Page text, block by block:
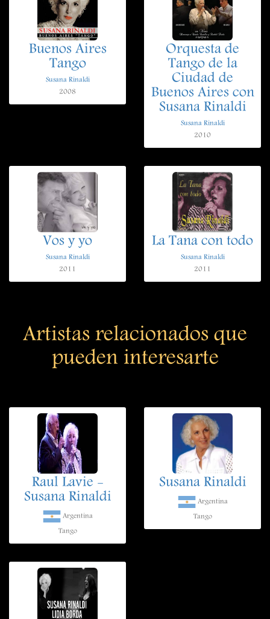
Buenos Aires
Tango
Susana Rinaldi
2008
Orquesta de
Tango de la
Ciudad de
Buenos Aires con
Susana Rinaldi
Susana Rinaldi
2010
Vos y yo
Susana Rinaldi
2011
La Tana con todo
Susana Rinaldi
2011
Artistas relacionados que
pueden interesarte
Raul Lavie -
Susana Rinaldi
Argentina
Tango
Susana Rinaldi
Argentina
Tango